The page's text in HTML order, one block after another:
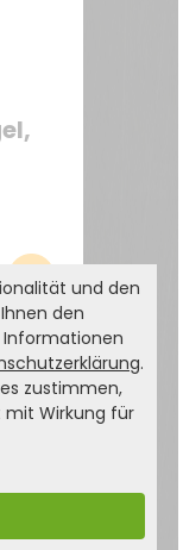
und den
den
Informationen
.
zustimmen,
mit Wirkung für